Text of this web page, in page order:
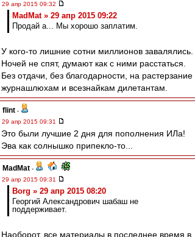
29 апр 2015 09:32
MadMat » 29 апр 2015 09:22
Продай а... Мы хорошо заплатим.
У кого-то лишние сотни миллионов завалялись.
Ночей не спят, думают как с ними расстаться.
Без отдачи, без благодарности, на растерзание
журнашлюхам и всезнайкам дилетантам.
flint -
29 апр 2015 09:31
Это были лучшие 2 дня для пополнения ИЛа!
Эва как солнышко припекло-то...
MadMat -
29 апр 2015 09:31
Borg » 29 апр 2015 08:20
Георгий Александрович шабаш не
поддерживает.
Наоборот, все материалы в последнее время в